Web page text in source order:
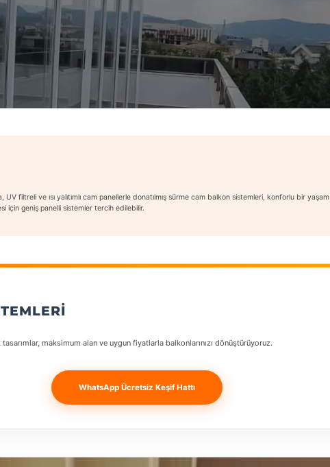
filtreli ve ısı yalıtımlı cam panellerle donatılmış sürme cam balkon sistemleri, konforlu bir
için geniş panelli sistemler tercih edilebilir.
maksimum alan ve uygun fiyatlarla balkonlarınızı dönüştürüyoruz.
WhatsApp Ücretsiz Keşif Hattı